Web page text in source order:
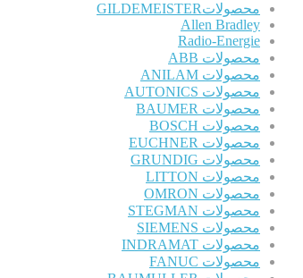
محصولاتGILDEMEISTER
Allen Bradley
Radio-Energie
محصولات ABB
محصولات ANILAM
محصولات AUTONICS
محصولات BAUMER
محصولات BOSCH
محصولات EUCHNER
محصولات GRUNDIG
محصولات LITTON
محصولات OMRON
محصولات STEGMAN
محصولات SIEMENS
محصولات INDRAMAT
محصولات FANUC